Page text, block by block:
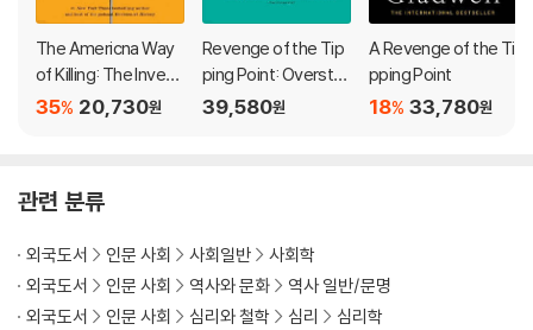
nd because we don't know how to talk to strangers, we are in
viting conflict and misunderstanding in ways that have a profo
und effect on our lives and our world.
The Americna Way
of Killing: The Inventi
on of an Epidemic
20,730원
35%
Revenge of the Tip
ping Point: Overstor
ies, Superspreader
39,580원
A Revenge of the Ti
pping Point
33,780원
18%
관련 분류
외국도서 인문 사회 사회일반
사회학
외국도서
인문 사회 역사와 문화
역사 일반/문명
외국도서
인문 사회 심리와 철학 심리
심리학